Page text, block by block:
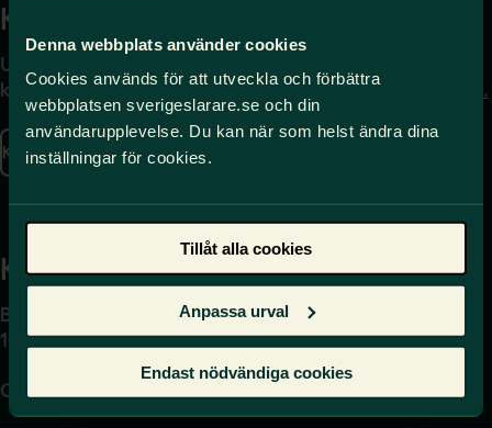
Denna webbplats använder cookies
Cookies används för att utveckla och förbättra
webbplatsen sverigeslarare.se och din
användarupplevelse. Du kan när som helst ändra dina
inställningar för cookies.
Tillåt alla cookies
Anpassa urval
Endast nödvändiga cookies
Kontakta
Uppgifter om hur du
kontaktar oss finns här.
Kontakta oss
på press@sverigeslarare.
se
Kansli
Box 17061
104 62 Stockholm
Org.nr. 802540-5542